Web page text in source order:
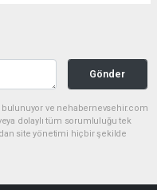
Gönder
bulunuyor ve nehabernevsehir.com
dolaylı tüm sorumluluğu tek
site yönetimi hiçbir şekilde